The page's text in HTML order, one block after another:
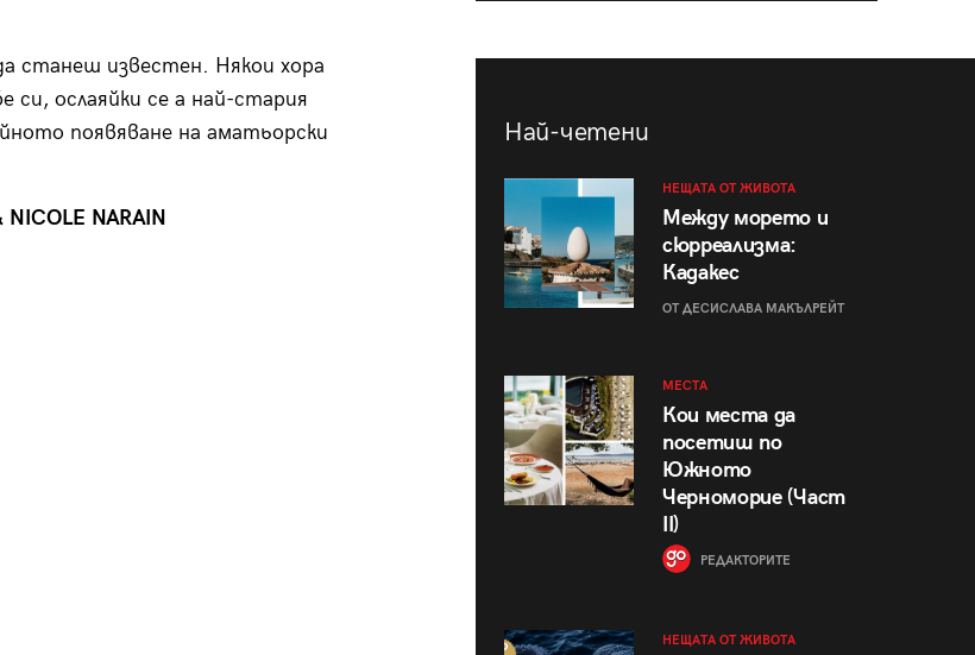
станеш известен. Някои хора
си, ослаяйки се а най-стария
появяване на аматьорски
NICOLE NARAIN
Най-четени
НЕЩАТА ОТ ЖИВОТА
Между морето и
сюрреализма:
Кадакес
ОТ ДЕСИСЛАВА МАКЪЛРЕЙТ
МЕСТА
Кои места да
посетиш по
Южното
Черноморие (Част
II)
РЕДАКТОРИТЕ
НЕЩАТА ОТ ЖИВОТА